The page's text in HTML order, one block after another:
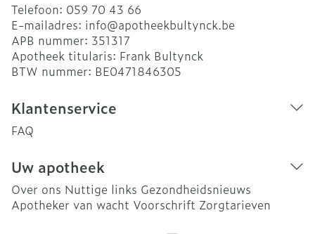
Telefoon: 059 70 43 66
E-mailadres: info@apotheekbultynck.be
APB nummer: 351317
Apotheek titularis: Frank Bultynck
BTW nummer: BE0471846305
Klantenservice
FAQ
Uw apotheek
Over ons Nuttige links Gezondheidsnieuws
Apotheker van wacht Voorschrift Zorgtarieven